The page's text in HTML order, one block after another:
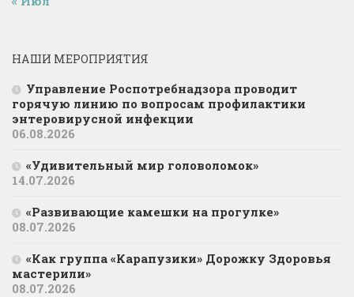
НАШИ МЕРОПРИЯТИЯ
Управление Роспотребнадзора проводит
горячую линию по вопросам профилактики
энтеровирусной инфекции
06.08.2026
«Удивительный мир головоломок»
14.07.2026
«Развивающие камешки на прогулке»
08.07.2026
«Как группа «Карапузики» Дорожку Здоровья
мастерили»
08.07.2026